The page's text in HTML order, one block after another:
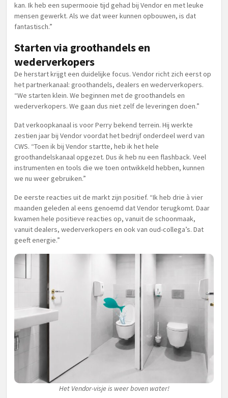
kan. Ik heb een supermooie tijd gehad bij Vendor en met leuke
mensen gewerkt. Als we dat weer kunnen opbouwen, is dat
fantastisch.”
Starten via groothandels en
wederverkopers
De herstart krijgt een duidelijke focus. Vendor richt zich eerst op
het partnerkanaal: groothandels, dealers en wederverkopers.
“We starten klein. We beginnen met de groothandels en
wederverkopers. We gaan dus niet zelf de leveringen doen.”
Dat verkoopkanaal is voor Perry bekend terrein. Hij werkte
zestien jaar bij Vendor voordat het bedrijf onderdeel werd van
CWS. “Toen ik bij Vendor startte, heb ik het hele
groothandelskanaal opgezet. Dus ik heb nu een flashback. Veel
instrumenten en tools die we toen ontwikkeld hebben, kunnen
we nu weer gebruiken.”
De eerste reacties uit de markt zijn positief. “Ik heb drie à vier
maanden geleden al eens genoemd dat Vendor terugkomt. Daar
kwamen hele positieve reacties op, vanuit de schoonmaak,
vanuit dealers, wederverkopers en ook van oud-collega’s. Dat
geeft energie.”
Het Vendor-visje is weer boven water!